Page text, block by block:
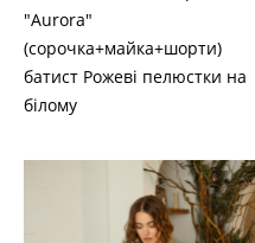
"Aurora"
(сорочка+майка+шорти)
батист Рожеві пелюстки на
білому